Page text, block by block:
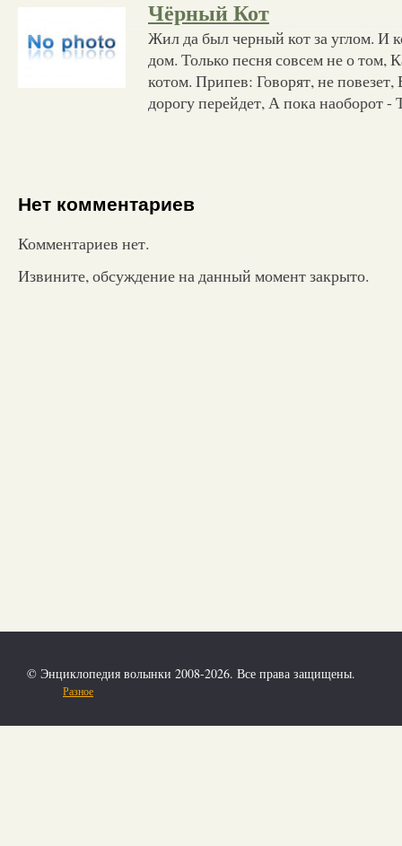
Чёрный Кот
Жил да был черный кот за углом. И
дом. Только песня совсем не о том,
котом. Припев: Говорят, не
дорогу перейдет, А пока наоборот -
Нет комментариев
Комментариев нет.
Извините, обсуждение на данный момент закрыто.
© Энциклопедия волынки 2008-2026. Все права защищены.
Разное